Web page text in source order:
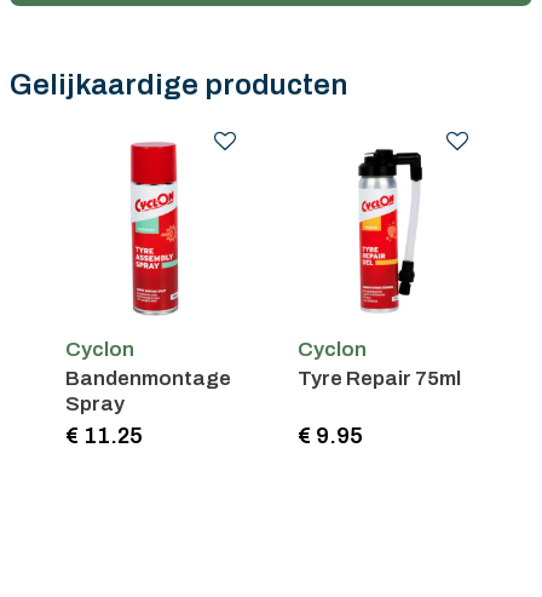
Gelijkaardige producten
Cyclon
Bandenmontage
Spray
€ 11.25
Cyclon
Tyre Repair 75ml
€ 9.95